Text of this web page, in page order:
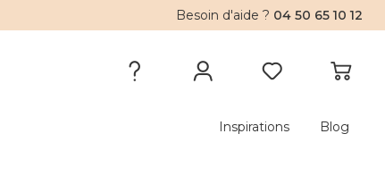
Besoin d'aide ? 04 50 65 10 12
Inspirations Blog